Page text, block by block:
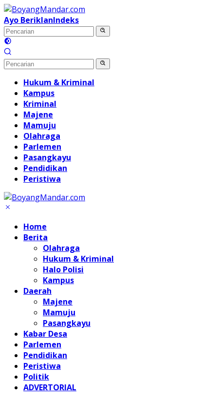
Langsung
ke
konten
Ayo BeriklanIndeks
Hukum & Kriminal
Kampus
Kriminal
Majene
Mamuju
Olahraga
Parlemen
Pasangkayu
Pendidikan
Peristiwa
Home
Berita
Olahraga
Hukum & Kriminal
Halo Polisi
Kampus
Daerah
Majene
Mamuju
Pasangkayu
Kabar Desa
Parlemen
Pendidikan
Peristiwa
Politik
ADVERTORIAL